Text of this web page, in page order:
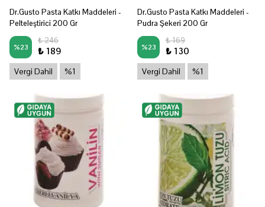
Dr.Gusto Pasta Katkı Maddeleri -
Pelteleştirici 200 Gr
%23
₺ 246
₺ 189
Vergi Dahil %1
Dr.Gusto Pasta Katkı Maddeleri -
Pudra Şekeri 200 Gr
%23
₺ 169
₺ 130
Vergi Dahil %1